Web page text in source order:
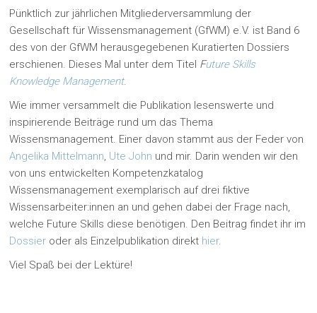
Pünktlich zur jährlichen Mitgliederversammlung der
Gesellschaft für Wissensmanagement (GfWM) e.V. ist Band 6
des von der GfWM herausgegebenen Kuratierten Dossiers
erschienen. Dieses Mal unter dem Titel Future Skills
Knowledge Management.
Wie immer versammelt die Publikation lesenswerte und
inspirierende Beiträge rund um das Thema
Wissensmanagement. Einer davon stammt aus der Feder von
Angelika Mittelmann, Ute John und mir. Darin wenden wir den
von uns entwickelten Kompetenzkatalog
Wissensmanagement exemplarisch auf drei fiktive
Wissensarbeiter:innen an und gehen dabei der Frage nach,
welche Future Skills diese benötigen. Den Beitrag findet ihr im
Dossier oder als Einzelpublikation direkt hier.
Viel Spaß bei der Lektüre!